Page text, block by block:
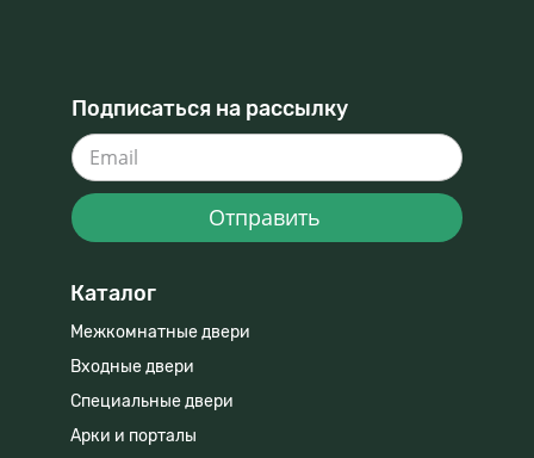
Подписаться на рассылку
Отправить
Каталог
Межкомнатные двери
Входные двери
Специальные двери
Арки и порталы